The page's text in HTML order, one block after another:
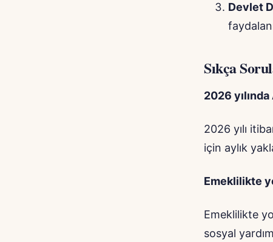
Devlet
Sıkça
2026
2026 yılı
için aylık
Emeklilikte
Emeklilikte
sosyal